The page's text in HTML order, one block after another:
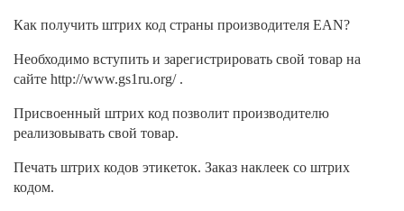
Как получить штрих код страны производителя EAN?
Необходимо вступить и зарегистрировать свой товар на
сайте http://www.gs1ru.org/ .
Присвоенный штрих код позволит производителю
реализовывать свой товар.
Печать штрих кодов этикеток. Заказ наклеек со штрих
кодом.